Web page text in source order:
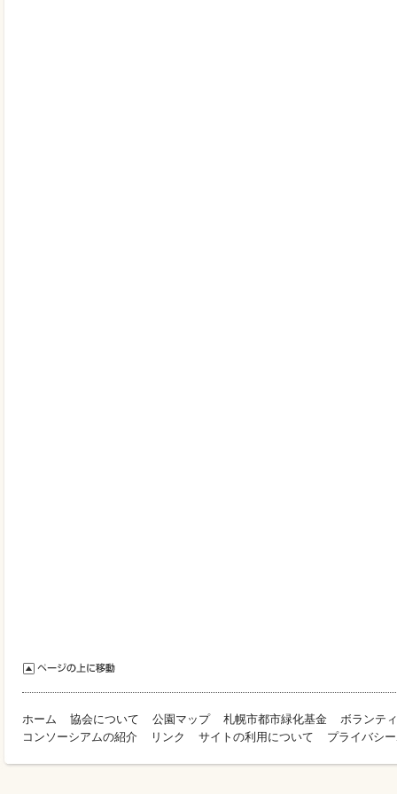
ホーム 協会について 公園マップ 札幌市都市緑化基金
ボランテ
コンソーシアムの紹介
リンク サイトの利用について プライバシ